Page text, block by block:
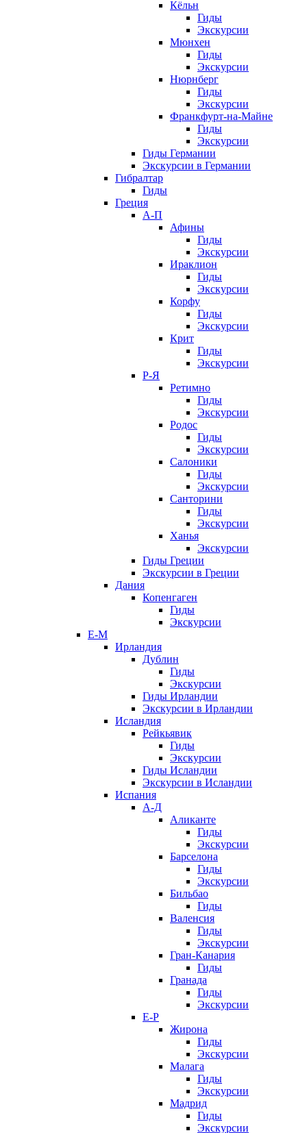
Кёльн
Гиды
Экскурсии
Мюнхен
Гиды
Экскурсии
Нюрнберг
Гиды
Экскурсии
Франкфурт-на-Майне
Гиды
Экскурсии
Гиды Германии
Экскурсии в Германии
Гибралтар
Гиды
Греция
А-П
Афины
Гиды
Экскурсии
Ираклион
Гиды
Экскурсии
Корфу
Гиды
Экскурсии
Крит
Гиды
Экскурсии
Р-Я
Ретимно
Гиды
Экскурсии
Родос
Гиды
Экскурсии
Салоники
Гиды
Экскурсии
Санторини
Гиды
Экскурсии
Ханья
Экскурсии
Гиды Греции
Экскурсии в Греции
Дания
Копенгаген
Гиды
Экскурсии
Е-М
Ирландия
Дублин
Гиды
Экскурсии
Гиды Ирландии
Экскурсии в Ирландии
Исландия
Рейкьявик
Гиды
Экскурсии
Гиды Исландии
Экскурсии в Исландии
Испания
А-Д
Аликанте
Гиды
Экскурсии
Барселона
Гиды
Экскурсии
Бильбао
Гиды
Валенсия
Гиды
Экскурсии
Гран-Канария
Гиды
Гранада
Гиды
Экскурсии
Е-Р
Жирона
Гиды
Экскурсии
Малага
Гиды
Экскурсии
Мадрид
Гиды
Экскурсии